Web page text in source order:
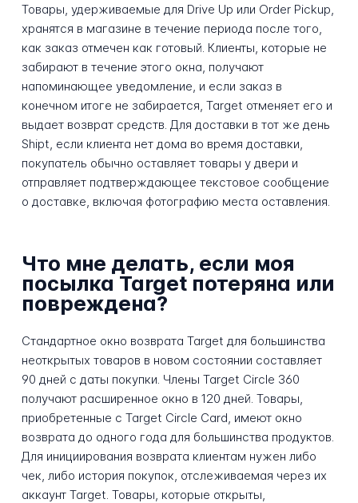
Товары, удерживаемые для Drive Up или Order Pickup,
хранятся в магазине в течение периода после того,
как заказ отмечен как готовый. Клиенты, которые не
забирают в течение этого окна, получают
напоминающее уведомление, и если заказ в
конечном итоге не забирается, Target отменяет его и
выдает возврат средств. Для доставки в тот же день
Shipt, если клиента нет дома во время доставки,
покупатель обычно оставляет товары у двери и
отправляет подтверждающее текстовое сообщение
о доставке, включая фотографию места оставления.
Что мне делать, если моя
посылка Target потеряна или
повреждена?
Стандартное окно возврата Target для большинства
неоткрытых товаров в новом состоянии составляет
90 дней с даты покупки. Члены Target Circle 360
получают расширенное окно в 120 дней. Товары,
приобретенные с Target Circle Card, имеют окно
возврата до одного года для большинства продуктов.
Для инициирования возврата клиентам нужен либо
чек, либо история покупок, отслеживаемая через их
аккаунт Target. Товары, которые открыты,